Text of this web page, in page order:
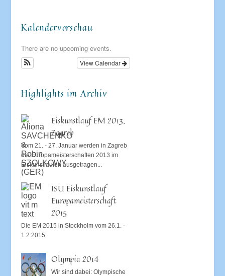
Kalendervorschau
There are no upcoming events.
View Calendar
Highlights im Archiv
Eiskunstlauf EM 2013,
Zagreb
Vom 21. - 27. Januar werden in Zagreb
die Europameisterschaften 2013 im
Eiskunstlaufen ausgetragen...
ISU Eiskunstlauf
Europameisterschaft
2015
Die EM 2015 in Stockholm vom 26.1. -
1.2.2015
Olympia 2014
Wir sind dabei: Olympische